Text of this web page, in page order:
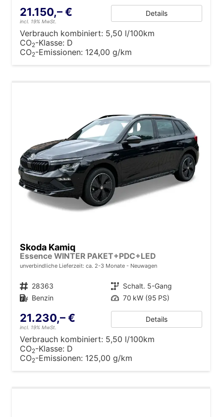
21.150,– €
incl. 19% MwSt.
Details
Verbrauch kombiniert: 5,50 l/100km
CO2-Klasse: D
CO2-Emissionen: 124,00 g/km
Skoda Kamiq
Essence WINTER PAKET+PDC+LED
unverbindliche Lieferzeit: ca. 2-3 Monate Neuwagen
Fahrzeugnr. 28363 Getriebe Schalt. 5-Gang
Kraftstoff Benzin Leistung 70 kW (95 PS)
21.230,– €
incl. 19% MwSt.
Details
Verbrauch kombiniert: 5,50 l/100km
CO2-Klasse: D
CO2-Emissionen: 125,00 g/km